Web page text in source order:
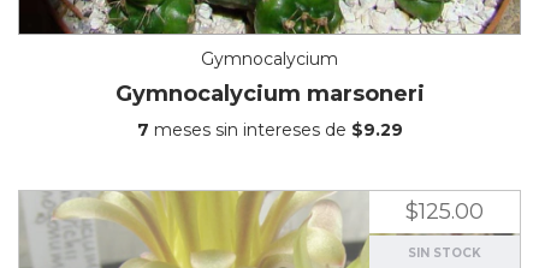
Gymnocalycium
Gymnocalycium marsoneri
7 meses sin intereses de $9.29
$125.00
SIN STOCK